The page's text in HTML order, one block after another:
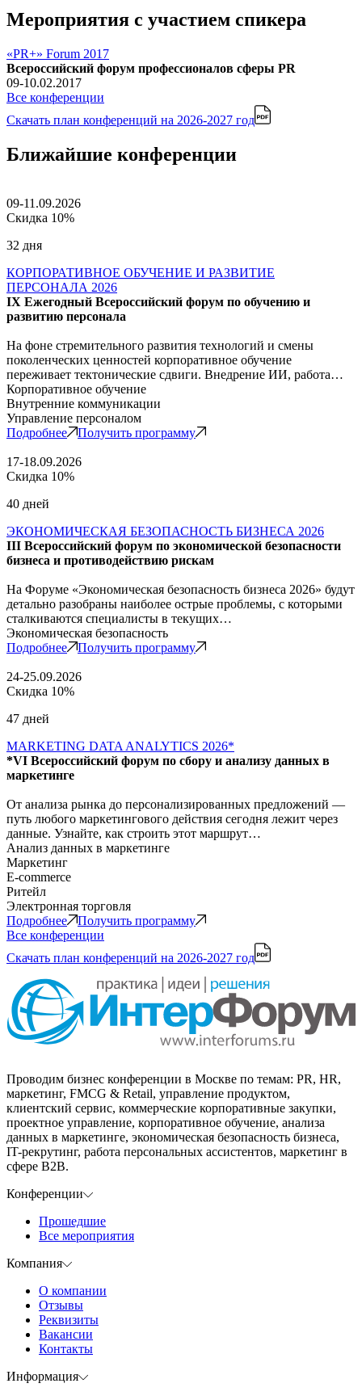
Мероприятия с участием спикера
«PR+» Forum 2017
Всероссийский форум профессионалов сферы PR
09-10.02.2017
Все конференции
Скачать план конференций на 2026-2027 год
Ближайшие конференции
09-11.09.2026
Скидка 10%
32 дня
КОРПОРАТИВНОЕ ОБУЧЕНИЕ И РАЗВИТИЕ
ПЕРСОНАЛА 2026
IX Ежегодный Всероссийский форум по обучению и
развитию персонала
На фоне стремительного развития технологий и смены
поколенческих ценностей корпоративное обучение
переживает тектонические сдвиги. Внедрение ИИ, работа…
Корпоративное обучение
Внутренние коммуникации
Управление персоналом
Подробнее
Получить программу
17-18.09.2026
Скидка 10%
40 дней
ЭКОНОМИЧЕСКАЯ БЕЗОПАСНОСТЬ БИЗНЕСА 2026
III Всероссийский форум по экономической безопасности
бизнеса и противодействию рискам
На Форуме «Экономическая безопасность бизнеса 2026» будут
детально разобраны наиболее острые проблемы, с которыми
сталкиваются специалисты в текущих…
Экономическая безопасность
Подробнее
Получить программу
24-25.09.2026
Скидка 10%
47 дней
MARKETING DATA ANALYTICS 2026*
*VI Всероссийский форум по сбору и анализу данных в
маркетинге
От анализа рынка до персонализированных предложений —
путь любого маркетингового действия сегодня лежит через
данные. Узнайте, как строить этот маршрут…
Анализ данных в маркетинге
Маркетинг
E-commerce
Ритейл
Электронная торговля
Подробнее
Получить программу
Все конференции
Скачать план конференций на 2026-2027 год
Проводим бизнес конференции в Москве по темам: PR, HR,
маркетинг, FMCG & Retail, управление продуктом,
клиентский сервис, коммерческие корпоративные закупки,
проектное управление, корпоративное обучение, анализа
данных в маркетинге, экономическая безопасность бизнеса,
IT-рекрутинг, работа персональных ассистентов, маркетинг в
сфере B2B.
Конференции
Прошедшие
Все мероприятия
Компания
О компании
Отзывы
Реквизиты
Вакансии
Контакты
Информация